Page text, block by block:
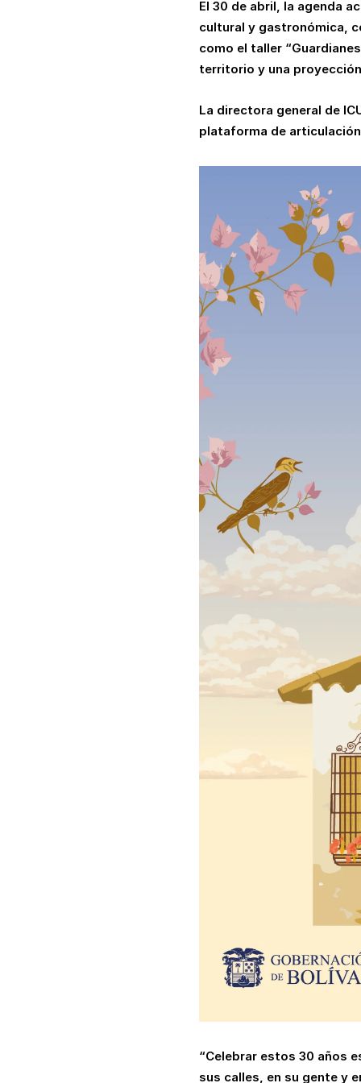
El 30 de abril, la agenda
cultural y gastronómica,
como el taller
territorio y una
La directora general de
plataforma de
“Celebrar estos 30 años
sus calles, en su gente y